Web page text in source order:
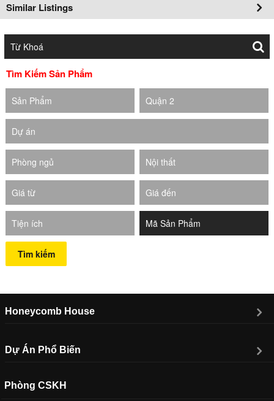
Similar Listings
Tìm Kiếm Sản Phẩm
Sản Phẩm Quận 2
Dự án
Phòng ngủ Nội thất
Giá từ Giá đến
Tiện ích
Tìm kiếm
Honeycomb House
Dự Án Phổ Biến
Phòng CSKH